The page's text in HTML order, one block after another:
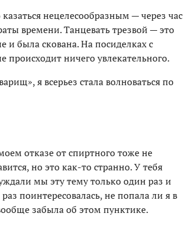
нецелесообразным — через час
времени. Танцевать трезвой — это
и была скована. На посиделках с
происходит ничего увлекательного.
я всерьез стала волноваться по
отказе от спиртного тоже не
но это как-то странно. У тебя
мы эту тему только один раз и
поинтересовалась, не попала ли я в
забыла об этом пунктике.